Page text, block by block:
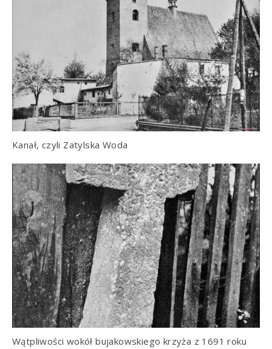
Kanał, czyli Zatylska Woda
Wątpliwości wokół bujakowskiego krzyża z 1691 roku